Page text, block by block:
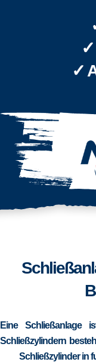
✓
✓
Eine Schließanlage
Schließzylindern
Schließzylinder in